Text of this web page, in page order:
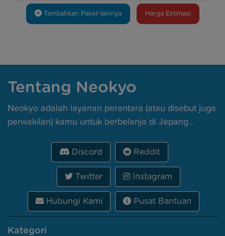
Tambahkan Paket lainnya Harga Estimasi
Tentang Neokyo
Neokyo adalah layanan perantara (atau disebut juga
perwakilan) kamu untuk berbelanja di Jepang .
Discord Reddit
Twitter Instagram
Hubungi Kami Pusat Bantuan
Kategori